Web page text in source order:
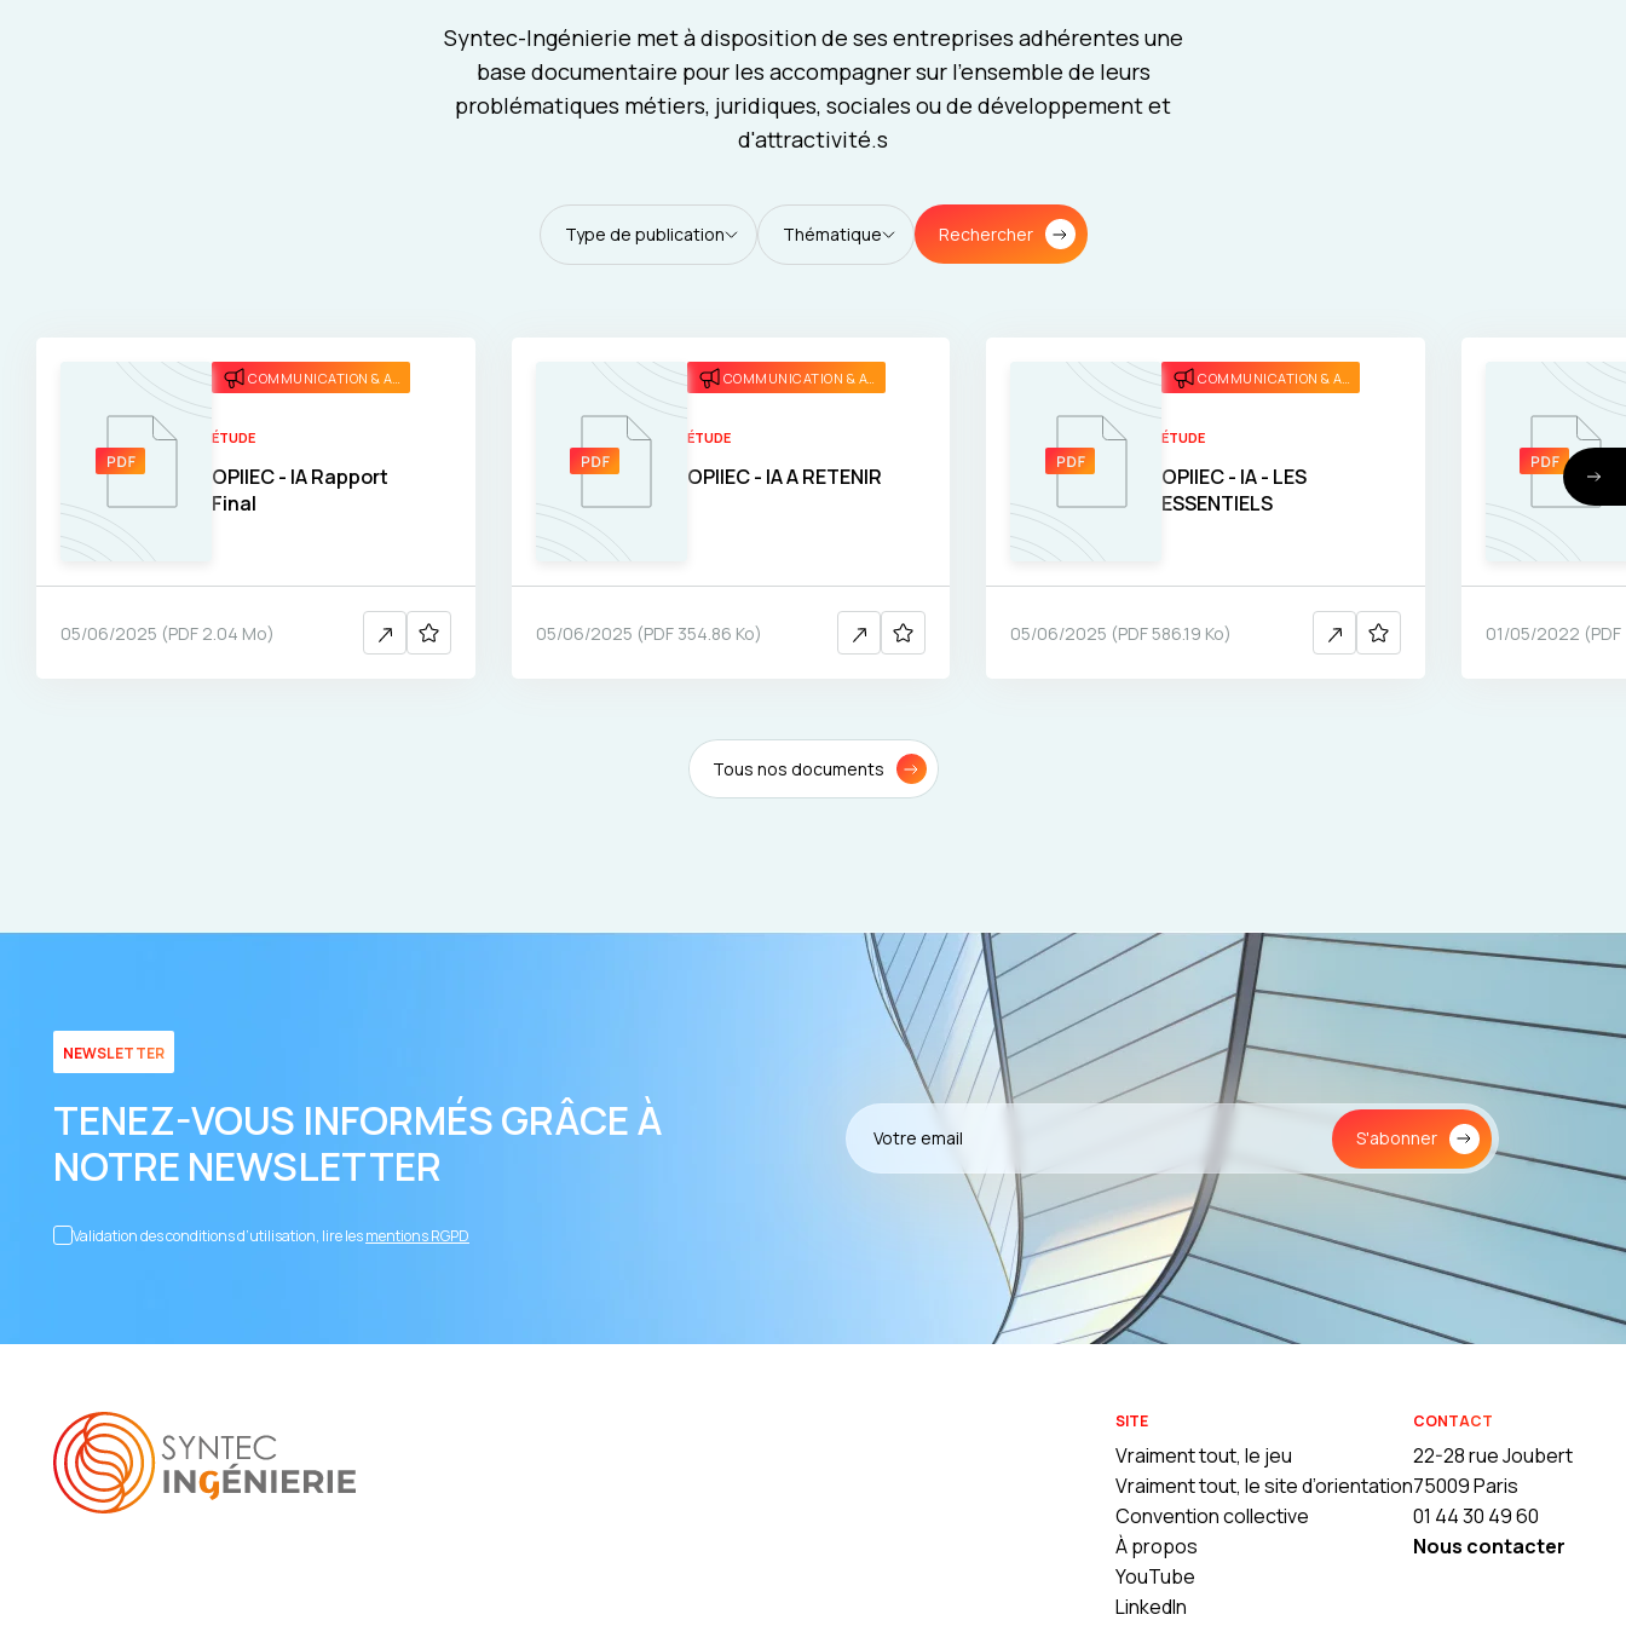
Syntec-Ingénierie met à disposition de ses entreprises adhérentes une
base documentaire pour les accompagner sur l'ensemble de leurs
problématiques métiers, juridiques, sociales ou de développement et
d'attractivité.s
Type de publication Thématique Rechercher
COMMUNICATION & ATTRACTIVITÉ
ÉTUDE
OPIIEC - IA Rapport
Final
05/06/2025 (PDF 2.04 Mo)
COMMUNICATION & ATTRACTIVITÉ
ÉTUDE
OPIIEC - IA A RETENIR
05/06/2025 (PDF 354.86 Ko)
COMMUNICATION & ATTRACTIVITÉ
ÉTUDE
OPIIEC - IA - LES
ESSENTIELS
05/06/2025 (PDF586.19 Ko) 01/05/2022 (PDF
Tous nos documents
NEWSLETTER
TENEZ-VOUS INFORMÉS GRÂCE À
NOTRE NEWSLETTER
Validation des conditions d’utilisation, lire lesmentions RGPD
S'abonner
SITE
Vraiment tout, le jeu
Vraiment tout, le site d’orientation
Convention collective
À propos
YouTube
LinkedIn
CONTACT
22-28 rue Joubert
75009 Paris
01 44 30 49 60
Nous contacter